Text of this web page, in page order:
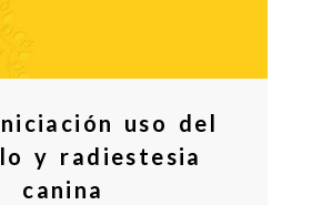
uso del
y radiestesia
canina